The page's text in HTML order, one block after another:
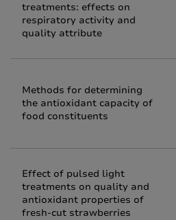
treatments: effects on
respiratory activity and
quality attribute
Methods for determining
the antioxidant capacity of
food constituents
Effect of pulsed light
treatments on quality and
antioxidant properties of
fresh-cut strawberries